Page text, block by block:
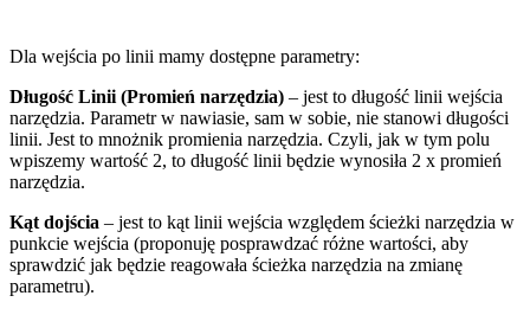
Dla wejścia po linii mamy dostępne parametry:
Długość Linii (Promień narzędzia) – jest to długość linii wejścia
narzędzia. Parametr w nawiasie, sam w sobie, nie stanowi długości
linii. Jest to mnożnik promienia narzędzia. Czyli, jak w tym polu
wpiszemy wartość 2, to długość linii będzie wynosiła 2 x promień
narzędzia.
Kąt dojścia – jest to kąt linii wejścia względem ścieżki narzędzia w
punkcie wejścia (proponuję posprawdzać różne wartości, aby
sprawdzić jak będzie reagowała ścieżka narzędzia na zmianę
parametru).